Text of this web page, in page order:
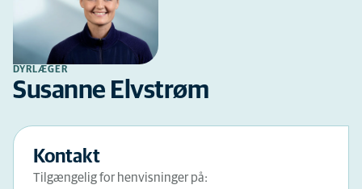
DYRLÆGER
Susanne Elvstrøm
Kontakt
Tilgængelig for henvisninger på: